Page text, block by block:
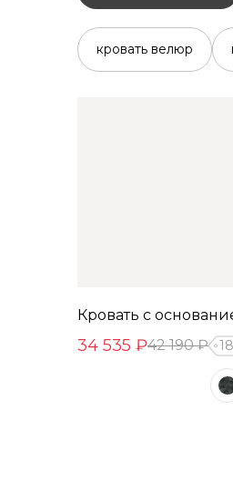
кровать велюр
Кровать с
34 535 ₽42 190 ₽